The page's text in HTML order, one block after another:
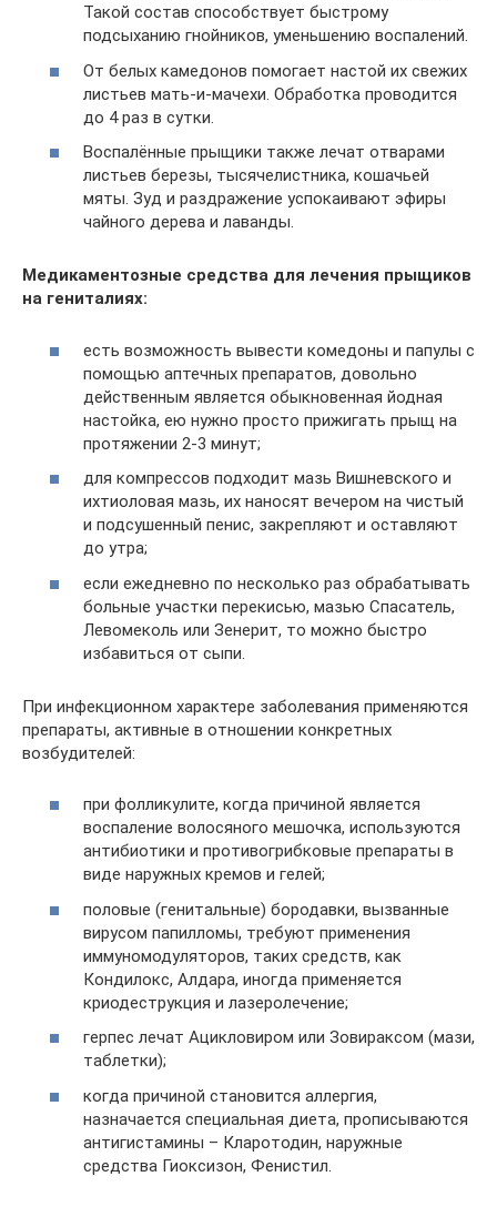
Такой состав способствует быстрому
подсыханию гнойников, уменьшению воспалений.
От белых камедонов помогает настой их свежих
листьев мать-и-мачехи. Обработка проводится
до 4 раз в сутки.
Воспалённые прыщики также лечат отварами
листьев березы, тысячелистника, кошачьей
мяты. Зуд и раздражение успокаивают эфиры
чайного дерева и лаванды.
Медикаментозные средства для лечения прыщиков
на гениталиях:
есть возможность вывести комедоны и папулы с
помощью аптечных препаратов, довольно
действенным является обыкновенная йодная
настойка, ею нужно просто прижигать прыщ на
протяжении 2-3 минут;
для компрессов подходит мазь Вишневского и
ихтиоловая мазь, их наносят вечером на чистый
и подсушенный пенис, закрепляют и оставляют
до утра;
если ежедневно по несколько раз обрабатывать
больные участки перекисью, мазью Спасатель,
Левомеколь или Зенерит, то можно быстро
избавиться от сыпи.
При инфекционном характере заболевания применяются
препараты, активные в отношении конкретных
возбудителей:
при фолликулите, когда причиной является
воспаление волосяного мешочка, используются
антибиотики и противогрибковые препараты в
виде наружных кремов и гелей;
половые (генитальные) бородавки, вызванные
вирусом папилломы, требуют применения
иммуномодуляторов, таких средств, как
Кондилокс, Алдара, иногда применяется
криодеструкция и лазеролечение;
герпес лечат Ацикловиром или Зовираксом (мази,
таблетки);
когда причиной становится аллергия,
назначается специальная диета, прописываются
антигистамины – Кларотодин, наружные
средства Гиоксизон, Фенистил.